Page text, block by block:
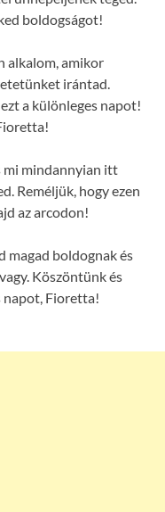
boldogságot!
alkalom, amikor
irántad.
a különleges napot!
mi mindannyian itt
Reméljük, hogy ezen
az arcodon!
magad boldognak és
Köszöntünk és
napot, Fioretta!